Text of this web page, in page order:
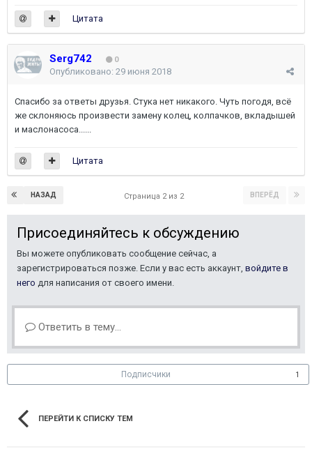
Цитата
Serg742 0
Опубликовано: 29 июня 2018
Спасибо за ответы друзья. Стука нет никакого. Чуть погодя, всё
же склоняюсь произвести замену колец, колпачков, вкладышей
и маслонасоса......
Цитата
НАЗАД ВПЕРЁД
Страница 2 из 2
Присоединяйтесь к обсуждению
Вы можете опубликовать сообщение сейчас, а
зарегистрироваться позже. Если у вас есть аккаунт, войдите в
него для написания от своего имени.
Ответить в тему...
Подписчики 1
ПЕРЕЙТИ К СПИСКУ ТЕМ